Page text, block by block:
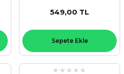
549,00 TL
Sepete Ekle